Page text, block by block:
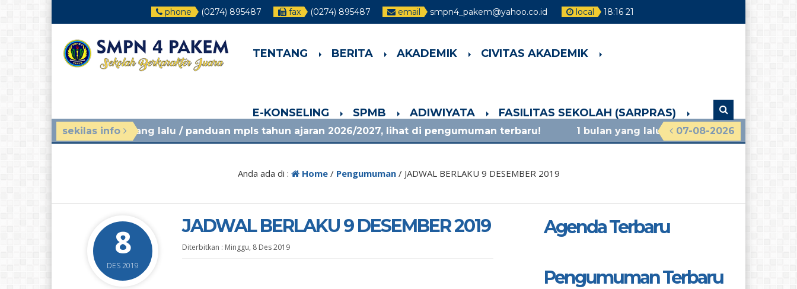
phone (0274) 895487 fax (0274) 895487 email smpn4_pakem@yahoo.co.id local 18:16 23
TENTANG BERITA AKADEMIK CIVITAS AKADEMIK
E-KONSELING SPMB ADIWIYATA FASILITAS SEKOLAH (SARPRAS)
sekilas info 07-08-2026
4 minggu yang lalu/ panduan mpls tahun ajaran 2026/2027, lihat di pengumuman terbaru! 1 bulan yang lalu/ materi sosialisasi mpls ramah 2026
Anda ada di : Home/ Pengumuman/ JADWAL BERLAKU 9 DESEMBER 2019
8
DES 2019
JADWAL BERLAKU 9 DESEMBER 2019
Diterbitkan : Minggu, 8 Des 2019
Agenda Terbaru
Pengumuman Terbaru